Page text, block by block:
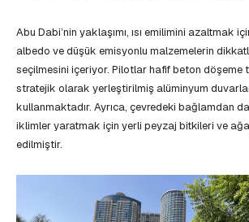
Abu Dabi’nin yaklaşımı, ısı emilimini azaltmak
albedo ve düşük emisyonlu malzemelerin
seçilmesini içeriyor. Pilotlar hafif beton döşeme
stratejik olarak yerleştirilmiş alüminyum
kullanmaktadır. Ayrıca, çevredeki bağlamdan
iklimler yaratmak için yerli peyzaj bitkileri ve
edilmiştir.